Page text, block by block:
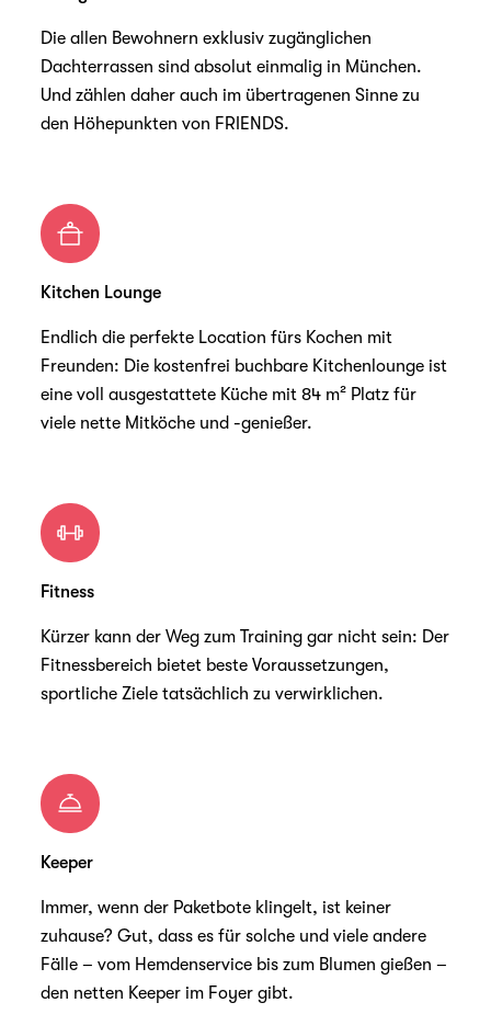
Die allen Bewohnern exklusiv zugänglichen
Dachterrassen sind absolut einmalig in München.
Und zählen daher auch im übertragenen Sinne zu
den Höhepunkten von FRIENDS.
Kitchen Lounge
Endlich die perfekte Location fürs Kochen mit
Freunden: Die kostenfrei buchbare Kitchenlounge ist
eine voll ausgestattete Küche mit 84 m² Platz für
viele nette Mitköche und -genießer.
Fitness
Kürzer kann der Weg zum Training gar nicht sein: Der
Fitnessbereich bietet beste Voraussetzungen,
sportliche Ziele tatsächlich zu verwirklichen.
Keeper
Immer, wenn der Paketbote klingelt, ist keiner
zuhause? Gut, dass es für solche und viele andere
Fälle – vom Hemdenservice bis zum Blumen gießen –
den netten Keeper im Foyer gibt.